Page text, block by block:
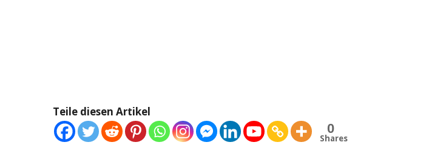
Teile diesen Artikel
0
Shares